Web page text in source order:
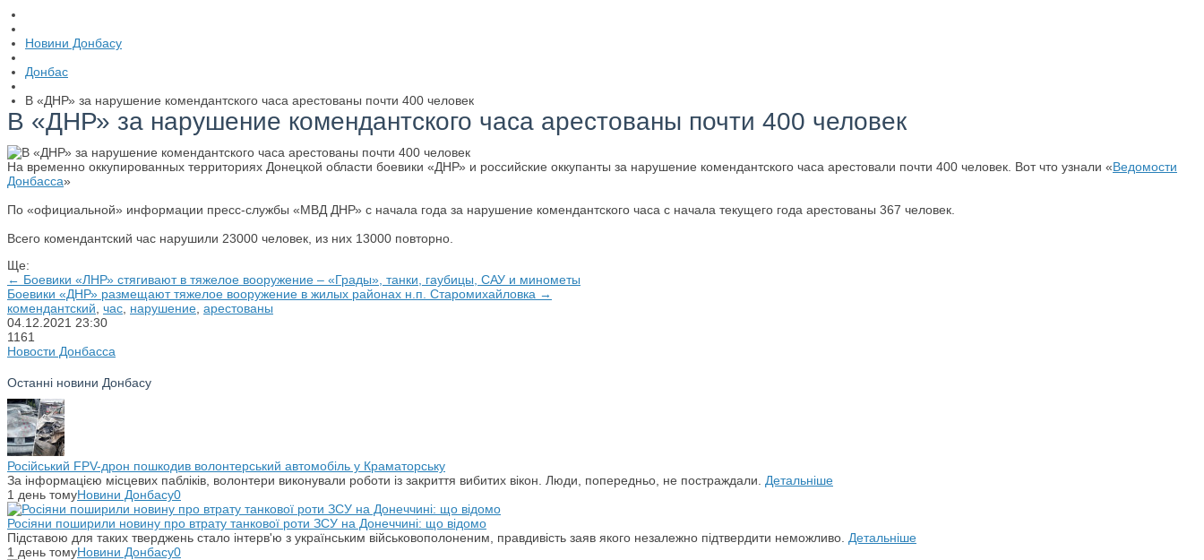
Новини Донбасу
Донбас
В «ДНР» за нарушение комендантского часа арестованы почти 400 человек
В «ДНР» за нарушение комендантского часа арестованы почти 400 человек
На временно оккупированных территориях Донецкой области боевики «ДНР» и российские оккупанты за нарушение комендантского часа арестовали почти 400 человек. Вот что узнали «Ведомости
Донбасса»
По «официальной» информации пресс-службы «МВД ДНР» с начала года за нарушение комендантского часа с начала текущего года арестованы 367 человек.
Всего комендантский час нарушили 23000 человек, из них 13000 повторно.
Ще:
← Боевики «ЛНР» стягивают в тяжелое вооружение – «Грады», танки, гаубицы, САУ и минометы
Боевики «ДНР» размещают тяжелое вооружение в жилых районах н.п. Старомихайловка →
комендантский час нарушение арестованы
04.12.2021 23:30
1161
Новости Донбасса
Останні новини Донбасу
Російський FPV-дрон пошкодив волонтерський автомобіль у Краматорську
За інформацією місцевих пабліків, волонтери виконували роботи із закриття вибитих вікон. Люди, попередньо, не постраждали. Детальніше
1 день томуНовини Донбасу0
Росіяни поширили новину про втрату танкової роти ЗСУ на Донеччині: що відомо
Підставою для таких тверджень стало інтерв'ю з українським військовополоненим, правдивість заяв якого незалежно підтвердити неможливо. Детальніше
1 день томуНовини Донбасу0